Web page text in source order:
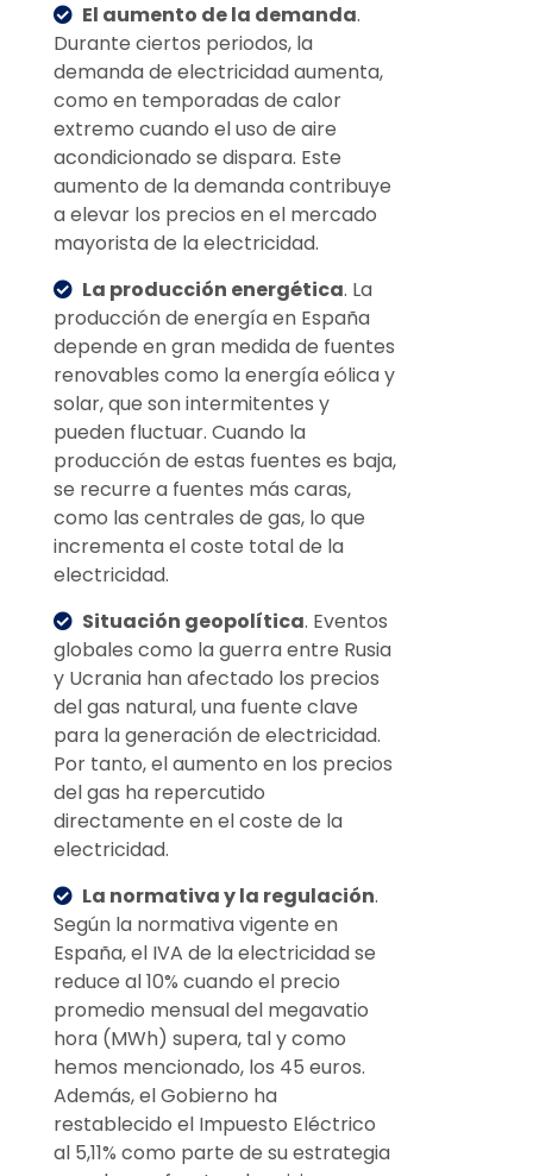
El aumento de la demanda.
Durante ciertos periodos, la
demanda de electricidad aumenta,
como en temporadas de calor
extremo cuando el uso de aire
acondicionado se dispara. Este
aumento de la demanda contribuye
a elevar los precios en el mercado
mayorista de la electricidad.
La producción energética. La
producción de energía en España
depende en gran medida de fuentes
renovables como la energía eólica y
solar, que son intermitentes y
pueden fluctuar. Cuando la
producción de estas fuentes es baja,
se recurre a fuentes más caras,
como las centrales de gas, lo que
incrementa el coste total de la
electricidad.
Situación geopolítica. Eventos
globales como la guerra entre Rusia
y Ucrania han afectado los precios
del gas natural, una fuente clave
para la generación de electricidad.
Por tanto, el aumento en los precios
del gas ha repercutido
directamente en el coste de la
electricidad.
La normativa y la regulación.
Según la normativa vigente en
España, el IVA de la electricidad se
reduce al 10% cuando el precio
promedio mensual del megavatio
hora (MWh) supera, tal y como
hemos mencionado, los 45 euros.
Además, el Gobierno ha
restablecido el Impuesto Eléctrico
al 5,11% como parte de su estrategia